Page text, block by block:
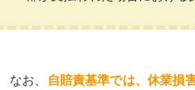
なお、 自賠責基準では、休業損